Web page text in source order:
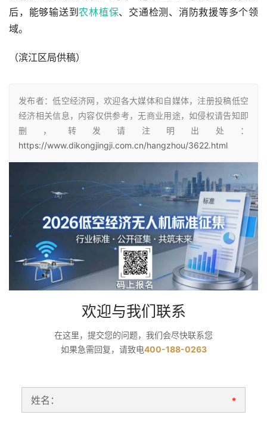
后，能够输送到农林植保、交通检测、消防救援等多个领
域。
（滨江区局供稿）
发布者：低空经济网，欢迎各大媒体和自媒体，注册投稿低空
经济相关信息，内容仅供参考，无商业用途，如侵权请告知即
删，转发请注明出处：
https://www.dikongjingji.com.cn/hangzhou/3622.html
欢迎与我们联系
在这里，提交您的问题，我们会尽快联系您
如果急需回复，请致电400-188-0263
姓名： *